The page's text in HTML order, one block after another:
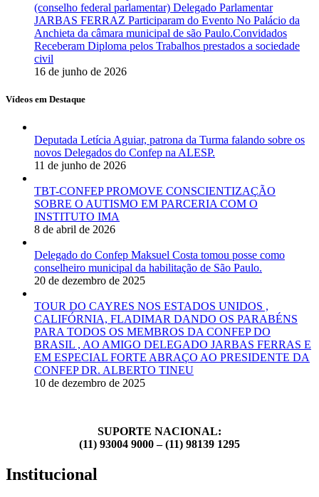
(conselho federal parlamentar) Delegado Parlamentar
JARBAS FERRAZ Participaram do Evento No Palácio da
Anchieta da câmara municipal de são Paulo.Convidados
Receberam Diploma pelos Trabalhos prestados a sociedade
civil
16 de junho de 2026
Vídeos em Destaque
Deputada Letícia Aguiar, patrona da Turma falando sobre os
novos Delegados do Confep na ALESP.
11 de junho de 2026
TBT-CONFEP PROMOVE CONSCIENTIZAÇÃO
SOBRE O AUTISMO EM PARCERIA COM O
INSTITUTO IMA
8 de abril de 2026
Delegado do Confep Maksuel Costa tomou posse como
conselheiro municipal da habilitação de São Paulo.
20 de dezembro de 2025
TOUR DO CAYRES NOS ESTADOS UNIDOS ,
CALIFÓRNIA, FLADIMAR DANDO OS PARABÉNS
PARA TODOS OS MEMBROS DA CONFEP DO
BRASIL , AO AMIGO DELEGADO JARBAS FERRAS E
EM ESPECIAL FORTE ABRAÇO AO PRESIDENTE DA
CONFEP DR. ALBERTO TINEU
10 de dezembro de 2025
SUPORTE NACIONAL:
(11) 93004 9000 – (11) 98139 1295
Institucional